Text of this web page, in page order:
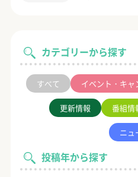
カテゴリーから探す
すべて イベント・キャ
更新情報 番組情
ニュ
投稿年から探す